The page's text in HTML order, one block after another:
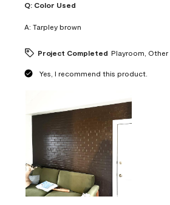
Q: Color Used
A: Tarpley brown
Project Completed Playroom, Other
Yes, I recommend this product.